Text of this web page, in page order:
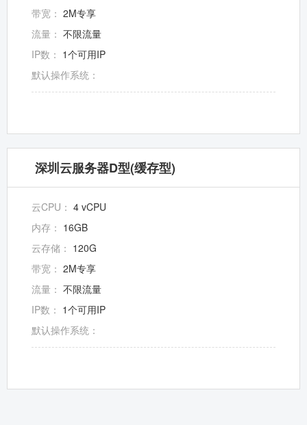
带宽： 2M专享
流量： 不限流量
IP数： 1个可用IP
默认操作系统：
深圳云服务器D型(缓存型)
云CPU： 4 vCPU
内存： 16GB
云存储： 120G
带宽： 2M专享
流量： 不限流量
IP数： 1个可用IP
默认操作系统：